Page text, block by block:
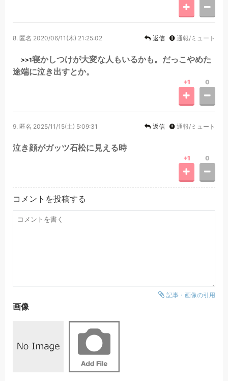
8. 匿名 2020/06/11(木) 21:25:02 返信 通報/ミュート
>>1寝かしつけが大変な人もいるかも。だっこやめた
途端に泣き出すとか。
+1 0
9. 匿名 2025/11/15(土) 5:09:31 返信 通報/ミュート
泣き顔がガッツ石松に見える時
+1 0
コメントを投稿する
記事・画像の引用
画像